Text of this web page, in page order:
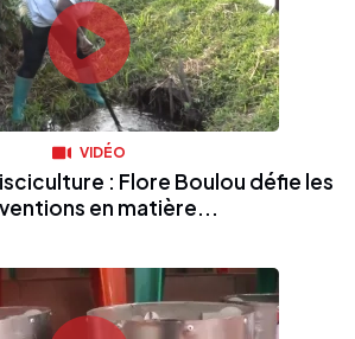
VIDÉO
: Flore Boulou défie les
en matière...